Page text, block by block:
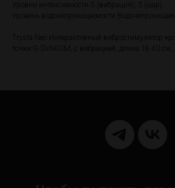
Уровни интенсивности 5 (вибрация); 3 (шар)
Уровень водонепроницаемости
Trysta Neo Интерактивный вибростимулятор-
точки G SVAKOM, c вибрацией, длина 18.40